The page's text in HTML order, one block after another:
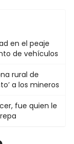
en el peaje
de vehículos
rural de
a los mineros
fue quien le